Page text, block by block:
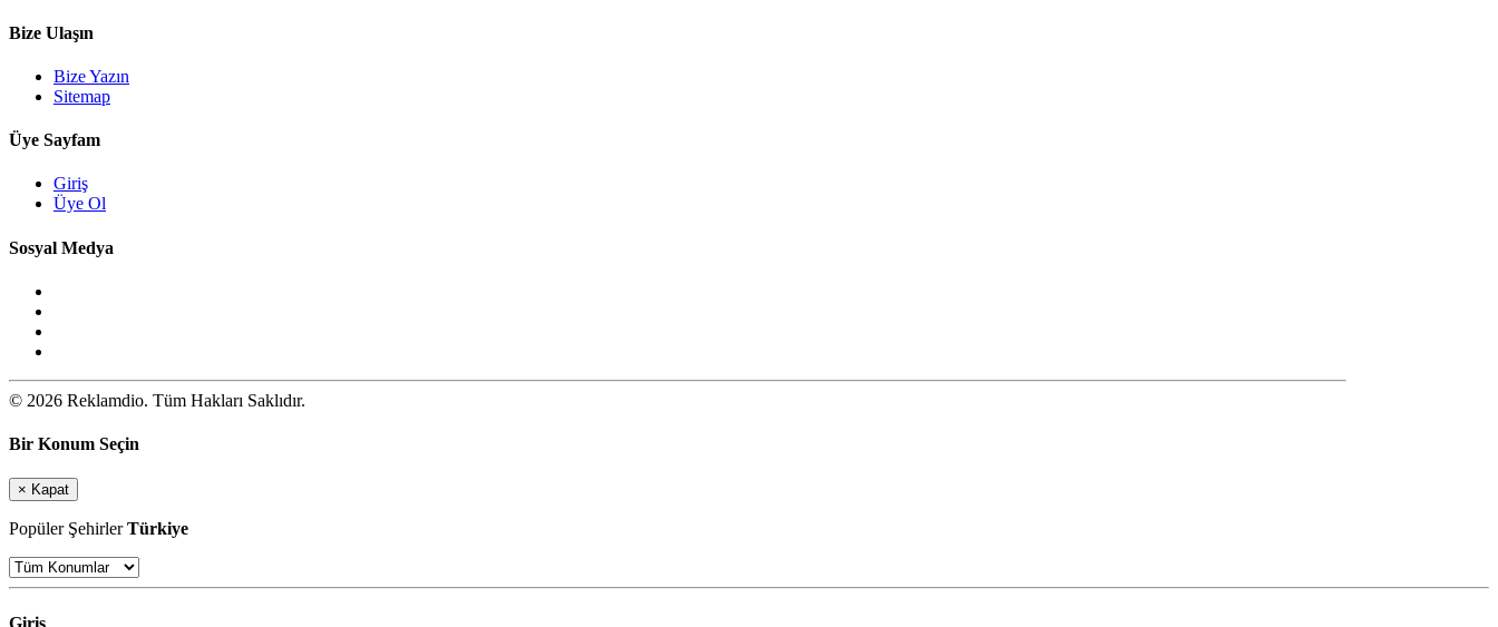
Bize Ulaşın
Bize Yazın
Sitemap
Üye Sayfam
Giriş
Üye Ol
Sosyal Medya
© 2026 Reklamdio. Tüm Hakları Saklıdır.
Bir Konum Seçin
× Kapat
Popüler ŞehirlerTürkiye
Giriş